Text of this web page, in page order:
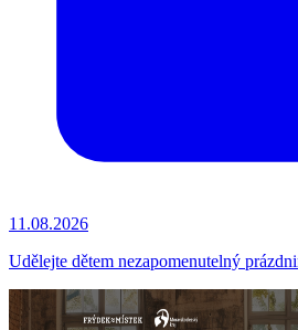
11.08.2026
Udělejte dětem nezapomenutelný